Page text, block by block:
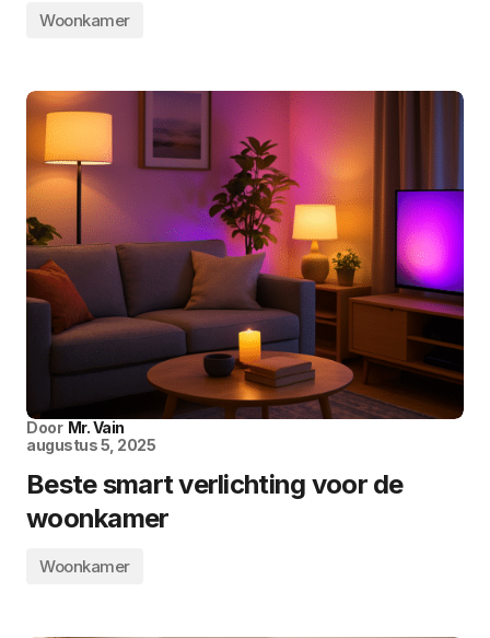
Woonkamer
Door Mr. Vain
augustus 5, 2025
Beste smart verlichting voor de
woonkamer
Woonkamer